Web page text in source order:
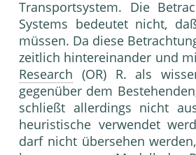
Transportsystem. Die
Systems bedeutet nicht,
müssen. Da diese
zeitlich hintereinander und
Research (OR) R. als
gegenüber dem
schließt allerdings nicht
heuristische verwendet
darf nicht übersehen